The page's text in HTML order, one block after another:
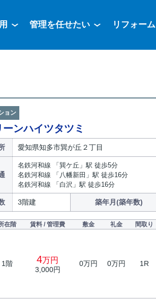
管理を任せたい リフォーム
ョン
ーンハイツタツミ
愛知県知多市巽が丘２丁目
名鉄河和線 「巽ケ丘」駅 徒歩5分
名鉄河和線 「八幡新田」駅 徒歩16分
名鉄河和線 「白沢」駅 徒歩16分
3階建 築年月(築年数)
在階 賃料 / 管理費 敷金 礼金 間取り
1階 4万円
3,000円
0万円 0万円 1R